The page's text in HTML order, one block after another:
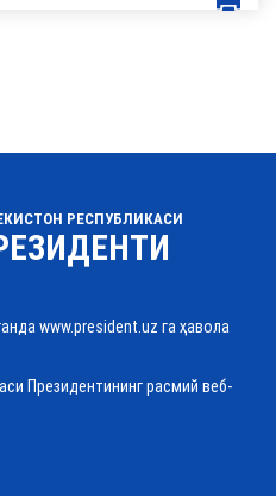
РЕСПУБЛИКАСИ
www.president.uz га ҳавола
Президентининг расмий веб-